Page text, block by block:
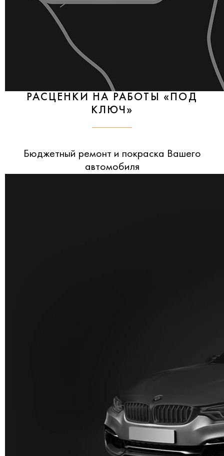
РАСЦЕНКИ НА РАБОТЫ «ПОД
КЛЮЧ»
Бюджетный ремонт и покраска Вашего
автомобиля